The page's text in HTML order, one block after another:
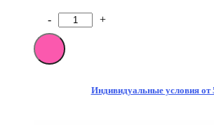
Количество
товара
Мармелад
Fini
Разноцветные
- +
Индивидуальные условия от